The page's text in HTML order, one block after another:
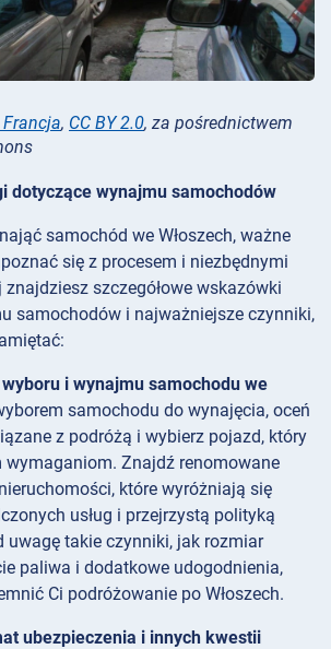
, CC BY 2.0, za pośrednictwem
dotyczące wynajmu samochodów
samochód we Włoszech, ważne
się z procesem i niezbędnymi
szczegółowe wskazówki
samochodów i najważniejsze czynniki,
i wynajmu samochodu we
samochodu do wynajęcia, oceń
z podróżą i wybierz pojazd, który
Znajdź renomowane
które wyróżniają się
usług i przejrzystą polityką
uwagę takie czynniki, jak rozmiar
paliwa i dodatkowe udogodnienia,
Ci podróżowanie po Włoszech.
ubezpieczenia i innych kwestii